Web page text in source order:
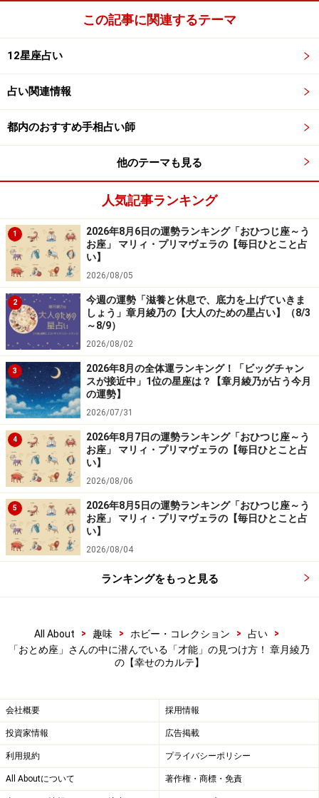
【編集部おすすめの購入サイト】
この記事に関連するテーマ
12星座占い
占い関連情報
都内のおすすめ手相占い師
他のテーマも見る
人気記事ランキング
1
2026年8月6日の運勢ランキング「おひつじ座～う
お座」 マリィ・プリマヴェラの【毎日ひとこと占
い】
2026/08/05
2
今週の運勢「滋養と休息で、底力を上げていきま
しょう」章月綾乃の【大人のための星占い】（8/3
～8/9）
2026/08/02
3
2026年8月の全体運ランキング！「ビッグチャン
スが接近中」1位の星座は？【章月綾乃が占う今月
の運勢】
2026/07/31
4
2026年8月7日の運勢ランキング「おひつじ座～う
お座」 マリィ・プリマヴェラの【毎日ひとこと占
い】
2026/08/06
5
2026年8月5日の運勢ランキング「おひつじ座～う
お座」 マリィ・プリマヴェラの【毎日ひとこと占
い】
2026/08/04
ランキングをもっと見る
All About > 趣味 > ホビー・コレクション > 占い
>
「おとめ座」さんの中に潜んでいる「才能」の見つけ方！ 章月綾乃
の【幸せのカルテ】
会社概要 採用情報
投資家情報 広告掲載
利用規約 プライバシーポリシー
All Aboutについて 著作権・商標・免責